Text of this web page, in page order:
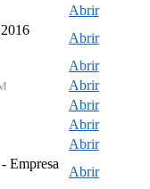
Abrir
Abrir
Abrir
Abrir
Abrir
Abrir
Abrir
Empresa
Abrir